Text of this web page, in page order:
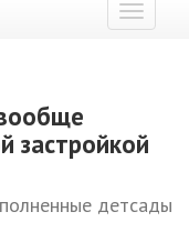
Показать
меню
застройкой
детсады